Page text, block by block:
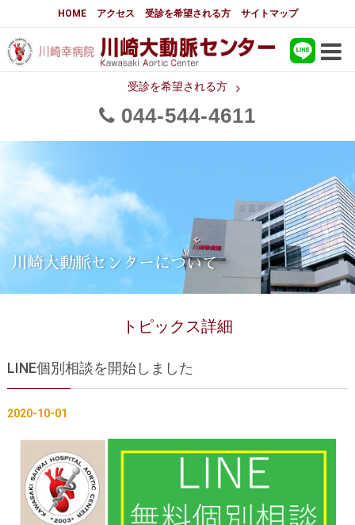
HOME アクセス 受診を希望される方 サイトマップ
受診を希望される方
044 544 4611
大動脈センターについて
はじめに 大動脈センターについて
大動脈手術の詳細実績
都道府県別患者マップ
フロア図
大動脈瘤について 基本編
胸部大動脈瘤の治療 腹部大動脈瘤の治療
急性大動脈解離の治療
インフォームドコンセント
大動脈瘤について 詳細編
川崎大動脈センターについて
トピックス詳細
LINE個別相談を開始しました
2020-10-01